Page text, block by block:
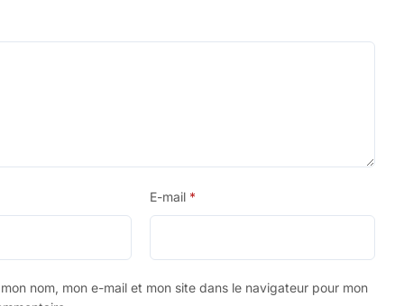
E-mail *
nom, mon e-mail et mon site dans le navigateur pour mon